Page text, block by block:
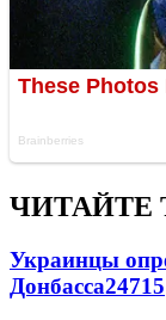
ЧИТАЙТЕ
Украинцы
Донбасса24715